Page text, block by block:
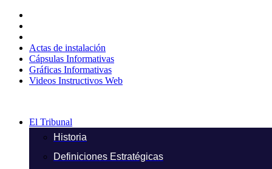
contenido
Actas de instalación
Cápsulas Informativas
Gráficas Informativas
Videos Instructivos Web
El Tribunal
Historia
Definiciones Estratégicas